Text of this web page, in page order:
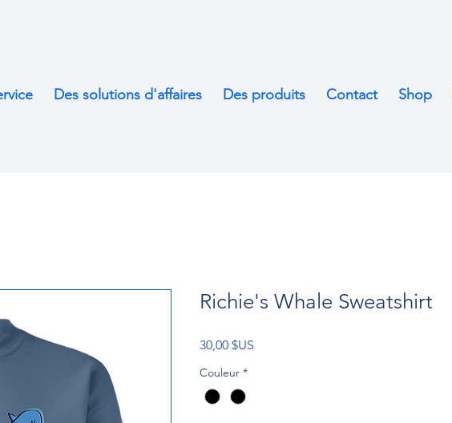
Des solutions d'affaires Des produits Contact Shop
Richie's Whale Sweatshirt
30,00 $US
Couleur *